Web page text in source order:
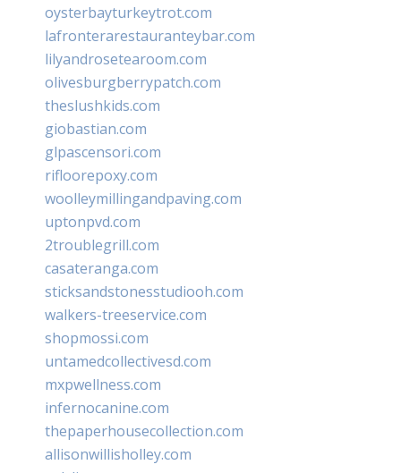
oysterbayturkeytrot.com
lafronterarestauranteybar.com
lilyandrosetearoom.com
olivesburgberrypatch.com
theslushkids.com
giobastian.com
glpascensori.com
rifloorepoxy.com
woolleymillingandpaving.com
uptonpvd.com
2troublegrill.com
casateranga.com
sticksandstonesstudiooh.com
walkers-treeservice.com
shopmossi.com
untamedcollectivesd.com
mxpwellness.com
infernocanine.com
thepaperhousecollection.com
allisonwillisholley.com